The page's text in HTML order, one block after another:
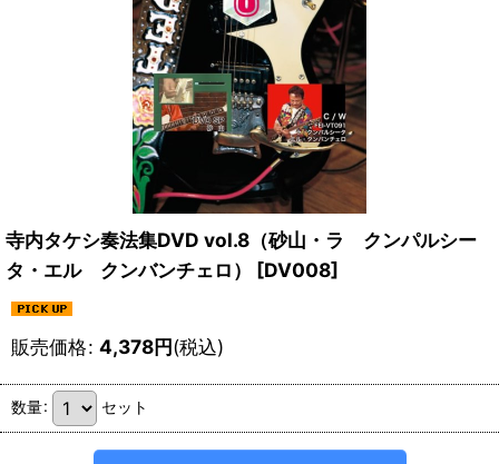
寺内タケシ奏法集DVD vol.8（砂山・ラ クンパルシー
タ・エル クンバンチェロ）
[DV008]
販売価格: 4,378円(税込)
数量: セット